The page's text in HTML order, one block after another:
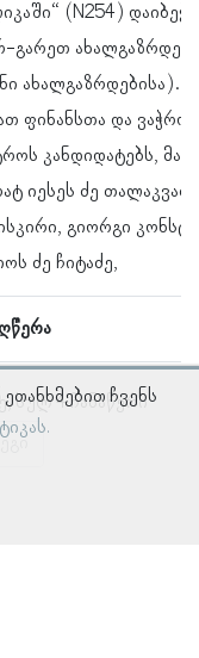
(N254)
გარეთ
ახალგაზრდებისა).
ფინანსთა და
კანდიდატებს,
იესეს ძე
გიორგი
ძე ჩიტაძე,
სულ 4 ჩანაწერი
ჩვენს